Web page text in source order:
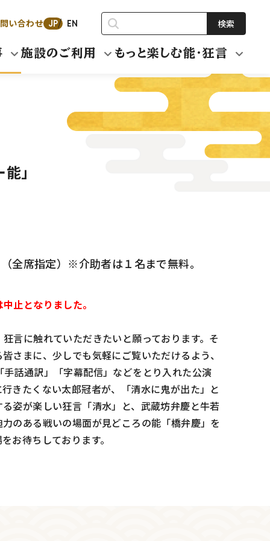
い合わせ JP EN 検索
施設のご利用 もっと楽しむ能・狂言
」
席指定）※介助者は１名まで無料。
止となりました。
言に触れていただきたいと願っております。そ
さまに、少しでも気軽にご覧いただけるよう、
話通訳」「字幕配信」などをとり入れた公演
きたくない太郎冠者が、「清水に鬼が出た」と
姿が楽しい狂言「清水」と、武蔵坊弁慶と牛若
のある戦いの場面が見どころの能「橋弁慶」を
お待ちしております。